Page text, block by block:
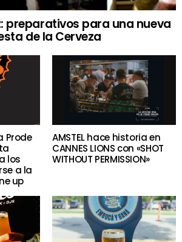
preparativos para una nueva
de la Cerveza
Prode
los
a la
up
AMSTEL hace historia en
CANNES LIONS con «SHOT
WITHOUT PERMISSION»